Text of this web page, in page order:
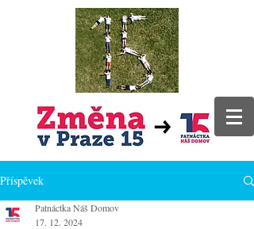
Příspěvek
Patnáctka Náš Domov
17. 12. 2024